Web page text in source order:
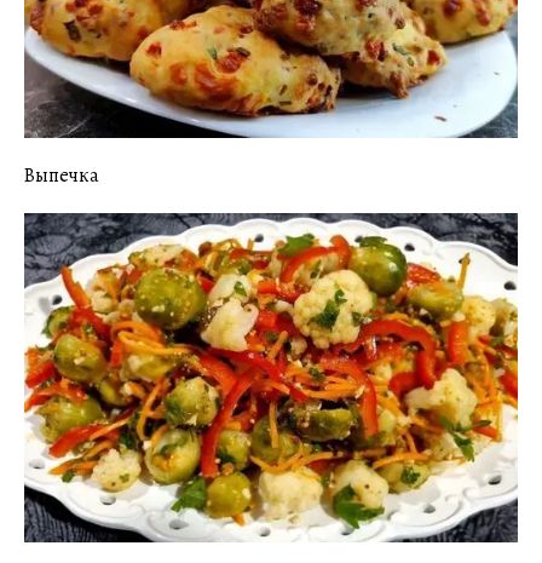
Выпечка